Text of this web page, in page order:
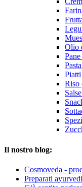
Olio
Riso
Il nostro blog:
Cosmoveda -
Preparati